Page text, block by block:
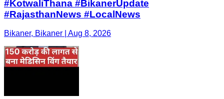
#KotwaliThana #BikanerUpdate
#RajasthanNews #LocalNews
Bikaner, Bikaner | Aug 8, 2026